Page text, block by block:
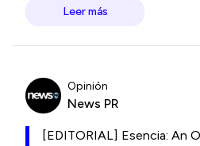
Leer más
Opinión
News PR
[EDITORIAL] Esencia: An